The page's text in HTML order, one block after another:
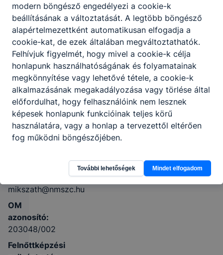
Szakképző
Iskola
2660
Balassagyarmat,
Hétvezér utca
26.
KRÉTA
Telefon:
+36-35-
mikszath@nmszc.hu
OM
azonosító:
203048/002
Felnőttképzési
modern böngésző engedélyezi a cookie-k
beállításának a változtatását. A legtöbb böngésző
alapértelmezettként automatikusan elfogadja a
cookie-kat, de ezek általában megváltoztathatók.
Felhívjuk figyelmét, hogy mivel a cookie-k célja
honlapunk használhatóságának és folyamatainak
megkönnyítése vagy lehetővé tétele, a cookie-k
alkalmazásának megakadályozása vagy törlése által
előfordulhat, hogy felhasználóink nem lesznek
képesek honlapunk funkcióinak teljes körű
használatára, vagy a honlap a tervezettől eltérően
fog működni böngészőjében.
További lehetőségek Mindet elfogadom